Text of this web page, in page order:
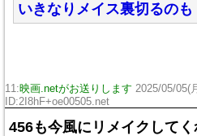
いきなりメイス裏切るのも
11:映画.netがお送りします 2025/05/05(
ID:2I8hF+oe00505.net
456も今風にリメイクして